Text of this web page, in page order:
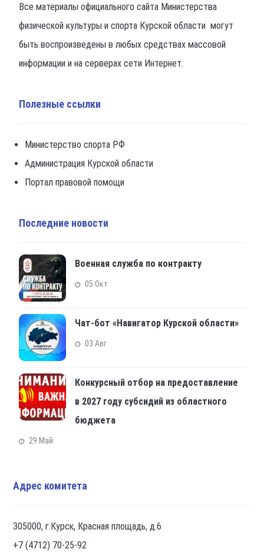
Все материалы официального сайта Министерства
физической культуры и спорта Курской области могут
быть воспроизведены в любых средствах массовой
информации и на серверах сети Интернет.
Полезные ссылки
Министерство спорта РФ
Администрация Курской области
Портал правовой помощи
Последние новости
Военная служба по контракту
05 Окт
Чат-бот «Навигатор Курской области»
03 Авг
Конкурсный отбор на предоставление
в 2027 году субсидий из областного
бюджета
29 Май
Адрес комитета
305000, г.Курск, Красная площадь, д.6
+7 (4712) 70-25-92